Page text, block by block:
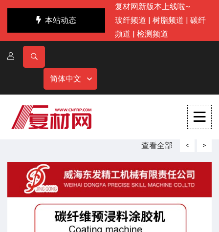
本站动态
复材网新版本上线啦~
玻纤频道 | 树脂频道 | 碳纤
频道 | 检测频道
简体中文
查看全部 < >